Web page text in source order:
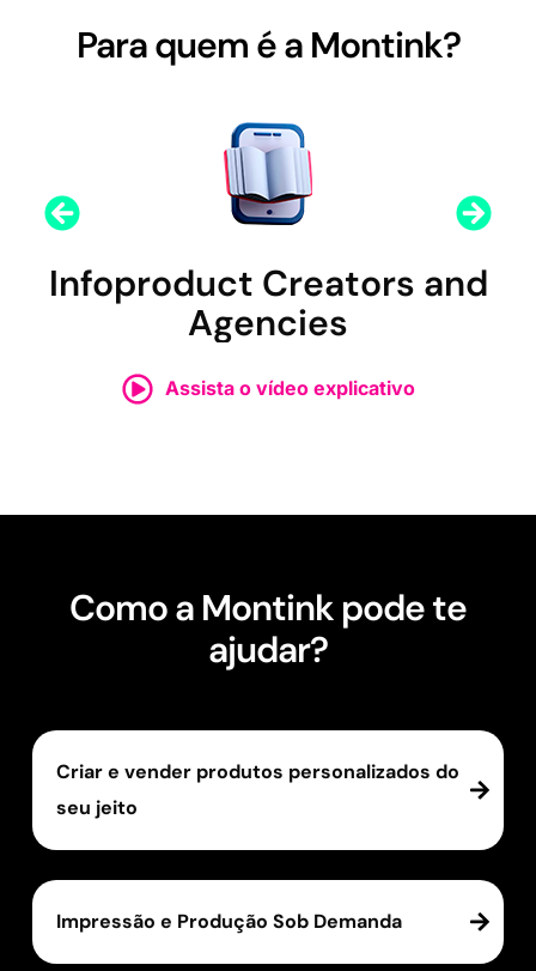
Para quem é a Montink?
Infoproduct Creators and
Agencies
Assista o vídeo explicativo
Como a Montink pode te
ajudar?
Criar e vender produtos personalizados do
seu jeito
Impressão e Produção Sob Demanda